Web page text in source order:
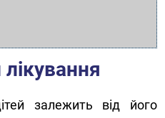
залежить від його